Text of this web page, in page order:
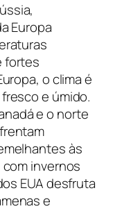
Europa
fortes
o clima é
e úmido.
e o norte
às
invernos
EUA desfruta
e